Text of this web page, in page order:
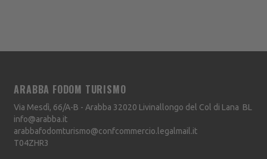
ARABBA FODOM TURISMO
Via Mesdì, 66/A-B - Arabba 32020 Livinallongo del Col di Lana BL
info@arabba.it
arabbafodomturismo@confcommercio.legalmail.it
T04ZHR3